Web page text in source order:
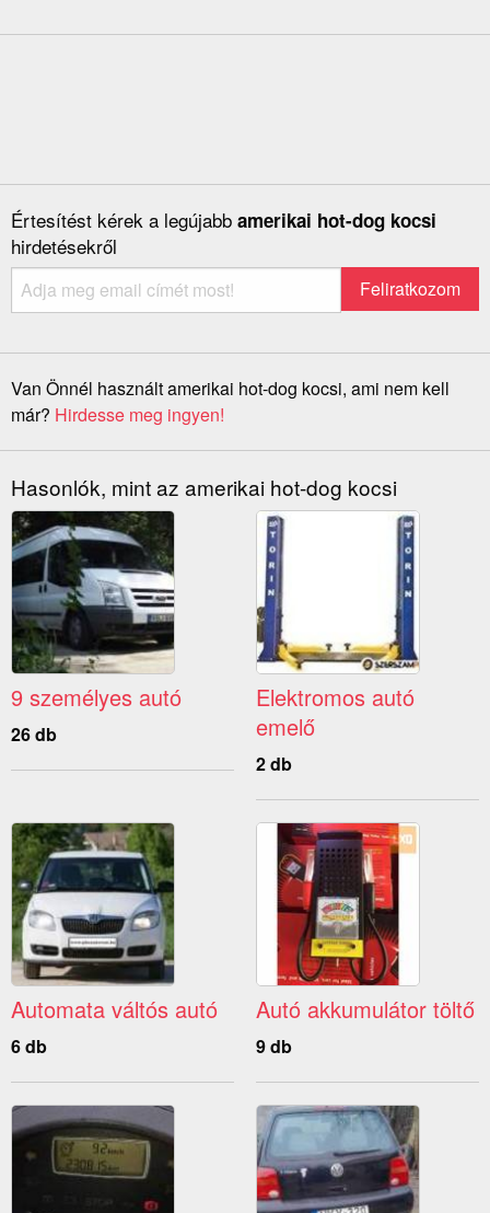
Értesítést kérek a legújabb amerikai hot-dog kocsi
hirdetésekről
Van Önnél használt amerikai hot-dog kocsi, ami nem kell
már? Hirdesse meg ingyen!
Hasonlók, mint az amerikai hot-dog kocsi
9 személyes autó
26 db
Elektromos autó
emelő
2 db
Automata váltós autó
6 db
Autó akkumulátor töltő
9 db